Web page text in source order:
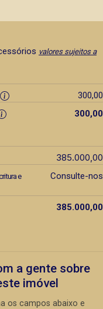
valores sujeitos a
300,00
300,00
385.000,00
e
Consulte-nos
385.000,00
a gente sobre
imóvel
os campos abaixo e